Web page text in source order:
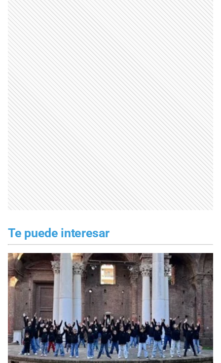
Te puede interesar